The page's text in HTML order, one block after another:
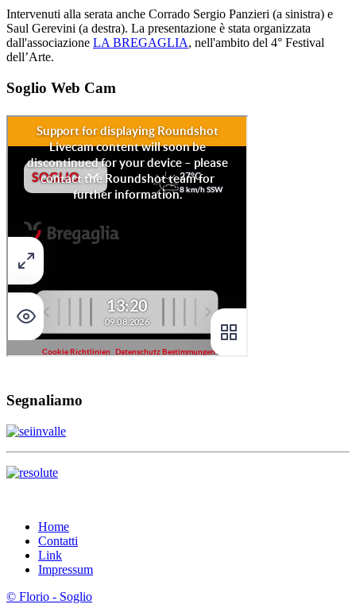
Intervenuti alla serata anche Corrado Sergio Panzieri (a sinistra) e
Saul Gerevini (a destra). La presentazione è stata organizzata
dall'associazione LA BREGAGLIA, nell'ambito del 4° Festival
dell’Arte.
Soglio Web Cam
Segnaliamo
Home
Contatti
Link
Impressum
© Florio - Soglio